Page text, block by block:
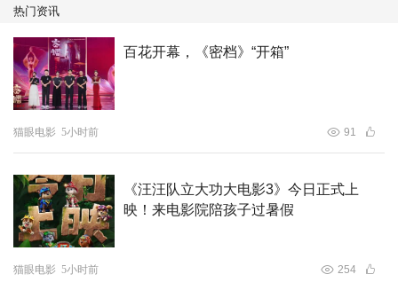
大重逢，十年的情感沉淀在影院集中爆发；对新朋友而言，
影片是垂直入坑的好机会：年轻观众在暑期档收获热血高能
的情绪释放，亲子家庭能感受轻松治愈的合家欢氛围。电影
预告透露出喜剧元素、轻松幽默的氛围，更是老少咸宜！
8月16日，和神仙们一起组队，在游戏世界的奇妙冒险中，
续写 “非人哉” 的新篇章吧！
电影《非人哉：限时玩家》由王利文、载水共同执导，载水
编剧，原班配音演员回归。
热门资讯
百花开幕，《密档》“开箱”
猫眼电影 5小时前 91
《汪汪队立大功大电影3》今日正式上
映！来电影院陪孩子过暑假
猫眼电影 5小时前 254